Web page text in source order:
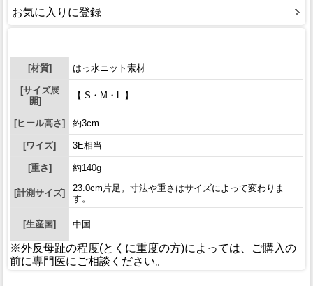
お気に入りに登録
[材質] はっ水ニット素材
[サイズ展
開]
【 S・M・L 】
[ヒール高さ] 約3cm
[ワイズ] 3E相当
[重さ] 約140g
[計測サイズ]
23.0cm片足。寸法や重さはサイズによって変わりま
す。
[生産国] 中国
※外反母趾の程度(とくに重度の方)によっては、ご購入の
前に専門医にご相談ください。